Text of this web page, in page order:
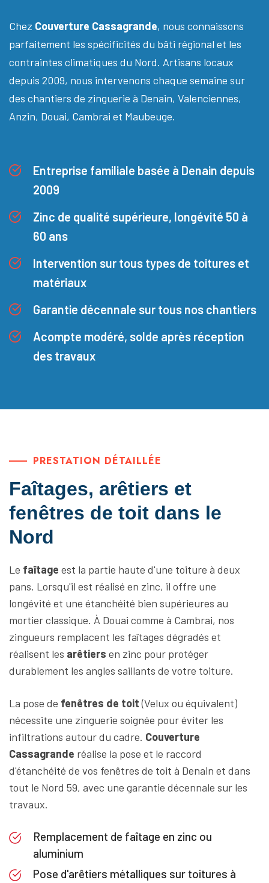
Chez Couverture Cassagrande, nous connaissons
parfaitement les spécificités du bâti régional et les
contraintes climatiques du Nord. Artisans locaux
depuis 2009, nous intervenons chaque semaine sur
des chantiers de zinguerie à Denain, Valenciennes,
Anzin, Douai, Cambrai et Maubeuge.
Entreprise familiale basée à Denain depuis
2009
Zinc de qualité supérieure, longévité 50 à
60 ans
Intervention sur tous types de toitures et
matériaux
Garantie décennale sur tous nos chantiers
Acompte modéré, solde après réception
des travaux
PRESTATION DÉTAILLÉE
Faîtages, arêtiers et
fenêtres de toit dans le
Nord
Le faîtage est la partie haute d'une toiture à deux
pans. Lorsqu'il est réalisé en zinc, il offre une
longévité et une étanchéité bien supérieures au
mortier classique. À Douai comme à Cambrai, nos
zingueurs remplacent les faîtages dégradés et
réalisent les arêtiers en zinc pour protéger
durablement les angles saillants de votre toiture.
La pose de fenêtres de toit(Velux ou équivalent)
nécessite une zinguerie soignée pour éviter les
infiltrations autour du cadre. Couverture
Cassagrande réalise la pose et le raccord
d'étanchéité de vos fenêtres de toit à Denain et dans
tout le Nord 59, avec une garantie décennale sur les
travaux.
Remplacement de faîtage en zinc ou
aluminium
Pose d'arêtiers métalliques sur toitures à